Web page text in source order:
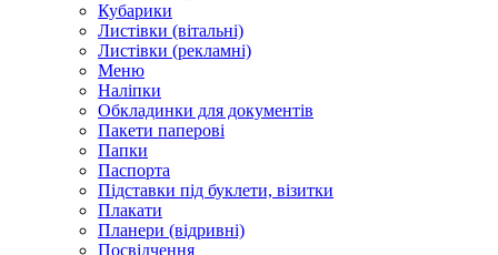
Кубарики
Листівки (вітальні)
Листівки (рекламні)
Меню
Наліпки
Обкладинки для документів
Пакети паперові
Папки
Паспорта
Підставки під буклети, візитки
Плакати
Планери (відривні)
Посвідчення